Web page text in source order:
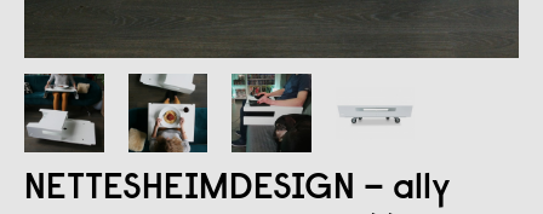
NETTESHEIMDESIGN – ally